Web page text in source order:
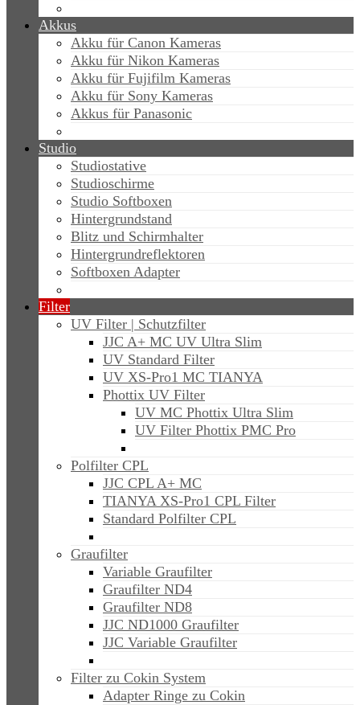
Akkus
Akku für Canon Kameras
Akku für Nikon Kameras
Akku für Fujifilm Kameras
Akku für Sony Kameras
Akkus für Panasonic
Studio
Studiostative
Studioschirme
Studio Softboxen
Hintergrundstand
Blitz und Schirmhalter
Hintergrundreflektoren
Softboxen Adapter
Filter
UV Filter | Schutzfilter
JJC A+ MC UV Ultra Slim
UV Standard Filter
UV XS-Pro1 MC TIANYA
Phottix UV Filter
UV MC Phottix Ultra Slim
UV Filter Phottix PMC Pro
Polfilter CPL
JJC CPL A+ MC
TIANYA XS-Pro1 CPL Filter
Standard Polfilter CPL
Graufilter
Variable Graufilter
Graufilter ND4
Graufilter ND8
JJC ND1000 Graufilter
JJC Variable Graufilter
Filter zu Cokin System
Adapter Ringe zu Cokin